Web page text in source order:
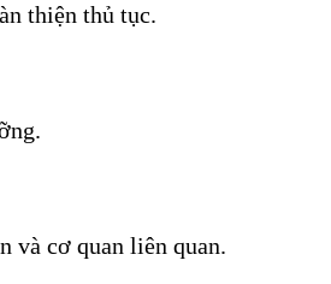
thiện thủ tục.
và cơ quan liên quan.